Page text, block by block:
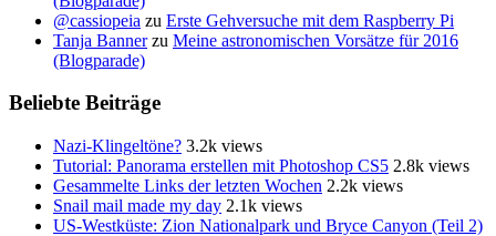
@cassiopeia zu Erste Gehversuche mit dem Raspberry Pi
Tanja Bannerzu Meine astronomischen Vorsätze für 2016
(Blogparade)
Beliebte Beiträge
Nazi-Klingeltöne? 3.2k views
Tutorial: Panorama erstellen mit Photoshop CS5 2.8k views
Gesammelte Links der letzten Wochen 2.2k views
Snail mail made my day 2.1k views
US-Westküste: Zion Nationalpark und Bryce Canyon (Teil 2)